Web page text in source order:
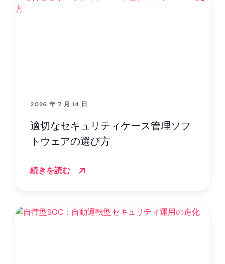
2026 年 7 月 14 日
適切なセキュリティケース管理ソフ
トウェアの選び方
続きを読む